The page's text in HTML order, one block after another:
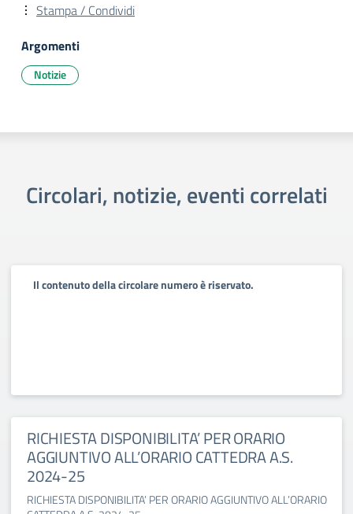
Stampa / Condividi
Argomenti
Notizie
Circolari, notizie, eventi correlati
Il contenuto della circolare numero è riservato.
RICHIESTA DISPONIBILITA’ PER ORARIO
AGGIUNTIVO ALL’ORARIO CATTEDRA A.S.
2024-25
RICHIESTA DISPONIBILITA’ PER ORARIO AGGIUNTIVO ALL’ORARIO